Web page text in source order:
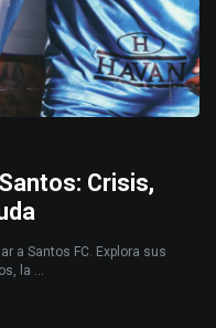
Crisis,
a Santos FC. Explora sus
la ...